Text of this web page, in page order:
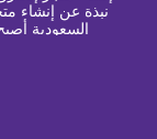
نبذة عن إنشاء
السعودية